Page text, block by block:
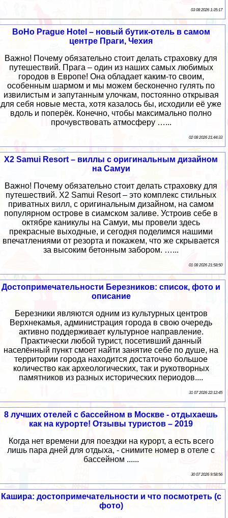
03 08 2026 1:35:17
BoHo Prague Hotel – новый бутик-отель в самом
центре Праги, Чехия
Важно! Почему обязательно стоит делать страховку для
путешествий. Прага – один из наших самых любимых
городов в Европе! Она обладает каким-то своим,
особенным шармом и мы можем бесконечно гулять по
извилистым и запутанным улочкам, постоянно открывая
для себя новые места, хотя казалось бы, исходили её уже
вдоль и поперёк. Конечно, чтобы максимально полно
прочувствовать атмосферу …...
02 08 2026 21:44:33
X2 Samui Resort – виллы с оригинальным дизайном
на Самуи
Важно! Почему обязательно стоит делать страховку для
путешествий. X2 Samui Resort – это комплекс стильных
приватных вилл, с оригинальным дизайном, на самом
популярном острове в сиамском заливе. Устроив себе в
октябре каникулы на Самуи, мы провели здесь
прекрасные выходные, и сегодня поделимся нашими
впечатлениями от резорта и покажем, что же скрывается
за высоким бетонным забором. …...
01 08 2026 21:58:50
Достопримечательности Березников: список, фото и
описание
Березники являются одним из культурных центров
Верхнекамья, администрация города в свою очередь
активно поддерживает культурное направление.
Практически любой турист, посетивший данный
населённый пункт смоет найти занятие себе по душе, на
территории города находится достаточно большое
количество как археологических, так и рукотворных
памятников из разных исторических периодов....
31 07 2026 22:12:45
8 лучших отелей с бассейном в Москве - отдыхаешь
как на курорте! Отзывы туристов – 2019
Когда нет времени для поездки на курорт, а есть всего
лишь пара дней для отдыха, - снимите номер в отеле с
бассейном ......
30 07 2026 9:58:56
Кашира: достопримечательности и что посмотреть (с
фото)